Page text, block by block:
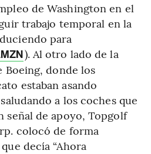
de Washington en el
trabajo temporal en la
para
). Al otro lado de la
Boeing, donde los
estaban asando
a los coches que
señal de apoyo, Topgolf
colocó de forma
decía “Ahora